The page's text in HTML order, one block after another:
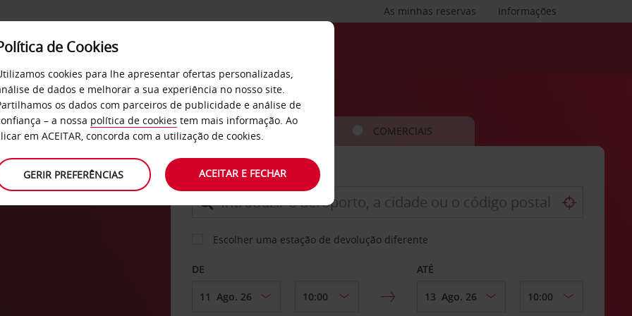
Informações
As minhas reservas
SERVIÇOS EMPRESAS
CARRO COMERCIAIS
LEVANTAR EM
Escolher uma estação de devolução diferente
DE ATÉ
de Cookies
cookies para lhe apresentar ofertas personalizadas,
de dados e melhorar a sua experiência no nosso site.
os dados com parceiros de publicidade e análise de
– a nossa política de cookies tem mais informação. Ao
em ACEITAR, concorda com a utilização de cookies.
GERIR PREFERÊNCIAS ACEITAR E FECHAR